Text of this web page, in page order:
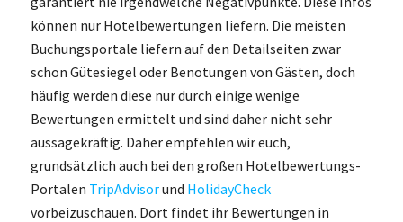
können nur Hotelbewertungen liefern. Die meisten
Buchungsportale liefern auf den Detailseiten zwar
schon Gütesiegel oder Benotungen von Gästen, doch
häufig werden diese nur durch einige wenige
Bewertungen ermittelt und sind daher nicht sehr
aussagekräftig. Daher empfehlen wir euch,
grundsätzlich auch bei den großen Hotelbewertungs-
Portalen TripAdvisorund HolidayCheck
vorbeizuschauen. Dort findet ihr Bewertungen in